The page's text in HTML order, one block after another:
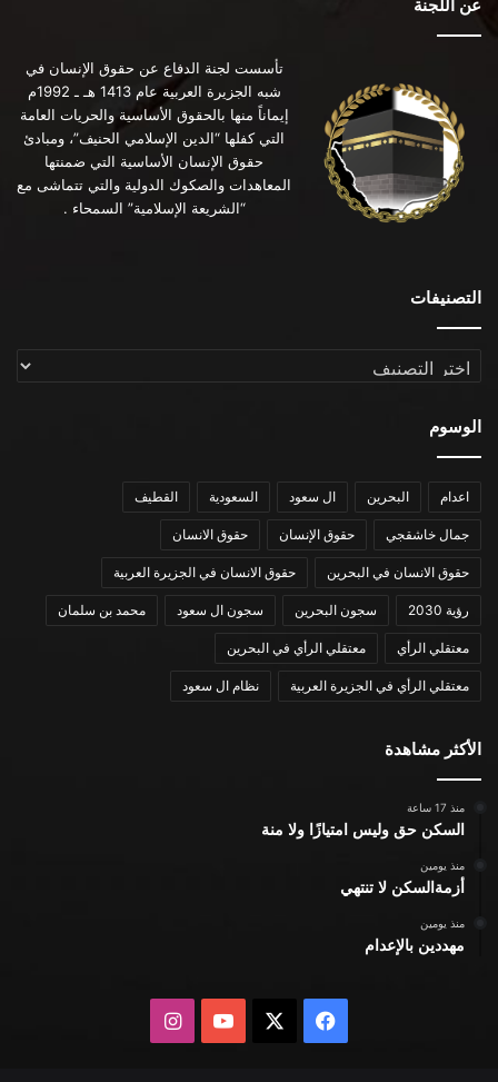
عن اللجنة
تأسست لجنة الدفاع عن حقوق الإنسان في
شبه الجزيرة العربية عام 1413 هـ ـ 1992م
إيماناً منها بالحقوق الأساسية والحريات العامة
التي كفلها “الدين الإسلامي الحنيف”، ومبادئ
حقوق الإنسان الأساسية التي ضمنتها
المعاهدات والصكوك الدولية والتي تتماشى مع
“الشريعة الإسلامية” السمحاء .
التصنيفات
التصنيفات
الوسوم
اعدام البحرين ال سعود السعودية القطيف
جمال خاشقجي حقوق الإنسان حقوق الانسان
حقوق الانسان في البحرين حقوق الانسان في الجزيرة العربية
رؤية 2030 سجون البحرين سجون ال سعود محمد بن سلمان
معتقلي الرأي معتقلي الرأي في البحرين
معتقلي الرأي في الجزيرة العربية نظام ال سعود
الأكثر مشاهدة
منذ 17 ساعة
السكن حق وليس امتيازًا ولا منة
منذ يومين
أزمةالسكن لا تنتهي
منذ يومين
مهددين بالإعدام
فيسبوك يوتيوبانستقرام